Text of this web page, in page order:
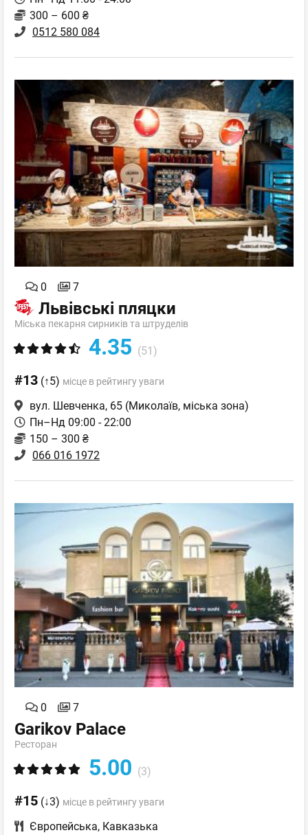
300 – 600 ₴
0512 580 084
0 7
Львівські пляцки
Міська пекарня сирників та штруделів
4.35 (51)
#13 (↑5) місце в рейтингу уваги
вул. Шевченка, 65 (Миколаїв, міська зона)
Пн–Нд 09:00 - 22:00
150 – 300 ₴
066 016 1972
0 7
Garikov Palace
Ресторан
5.00 (3)
#15 (↓3) місце в рейтингу уваги
Європейська, Кавказька